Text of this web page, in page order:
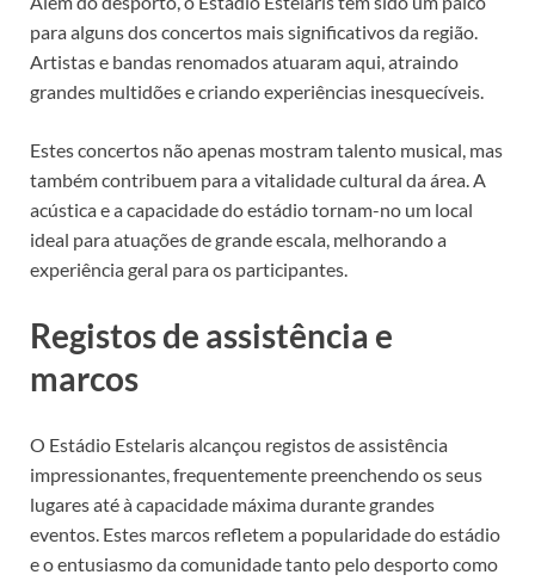
para alguns dos concertos mais significativos da região.
Artistas e bandas renomados atuaram aqui, atraindo
grandes multidões e criando experiências inesquecíveis.
Estes concertos não apenas mostram talento musical, mas
também contribuem para a vitalidade cultural da área. A
acústica e a capacidade do estádio tornam-no um local
ideal para atuações de grande escala, melhorando a
experiência geral para os participantes.
Registos de assistência e
marcos
O Estádio Estelaris alcançou registos de assistência
impressionantes, frequentemente preenchendo os seus
lugares até à capacidade máxima durante grandes
eventos. Estes marcos refletem a popularidade do estádio
e o entusiasmo da comunidade tanto pelo desporto como